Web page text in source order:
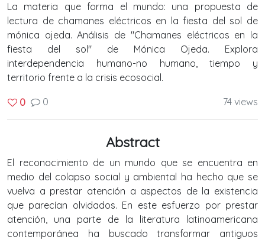
La materia que forma el mundo: una propuesta de
lectura de chamanes eléctricos en la fiesta del sol de
mónica ojeda. Análisis de "Chamanes eléctricos en la
fiesta del sol" de Mónica Ojeda. Explora
interdependencia humano-no humano, tiempo y
territorio frente a la crisis ecosocial.
0 0 74 views
Abstract
El reconocimiento de un mundo que se encuentra en
medio del colapso social y ambiental ha hecho que se
vuelva a prestar atención a aspectos de la existencia
que parecían olvidados. En este esfuerzo por prestar
atención, una parte de la literatura latinoamericana
contemporánea ha buscado transformar antiguos